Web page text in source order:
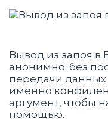
Вывод из запоя
анонимно: без
передачи
именно
аргумент, чтобы
помощью.